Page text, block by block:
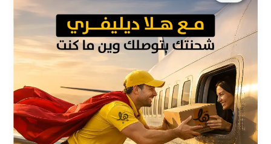
في
موسم
كأس
العالم
2026